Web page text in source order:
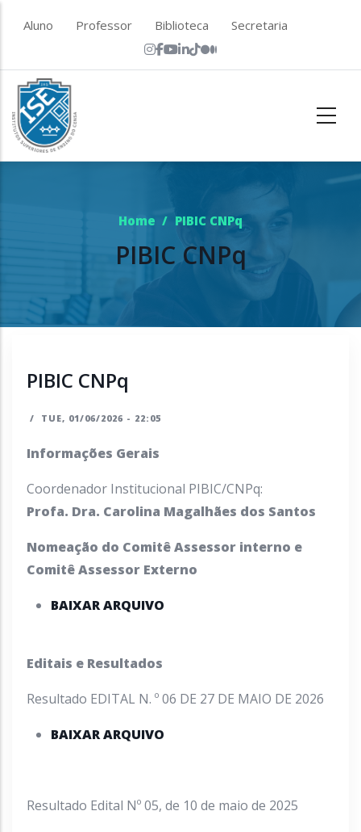
top menu
Aluno Professor Biblioteca Secretaria
Home / PIBIC CNPq
PIBIC CNPq
PIBIC CNPq
/ TUE, 01/06/2026 - 22:05
Informações Gerais
Coordenador Institucional PIBIC/CNPq:
Profa. Dra. Carolina Magalhães dos Santos
Nomeação do Comitê Assessor interno e
Comitê Assessor Externo
BAIXAR ARQUIVO
Editais e Resultados
Resultado EDITAL N. º 06 DE 27 DE MAIO DE 2026
BAIXAR ARQUIVO
Resultado Edital Nº 05, de 10 de maio de 2025